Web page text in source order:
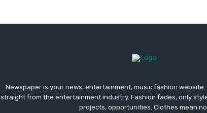
Newspaper is your news, entertainment, music fashion
straight from the entertainment industry. Fashion fades, only
projects, opportunities. Clothes mean